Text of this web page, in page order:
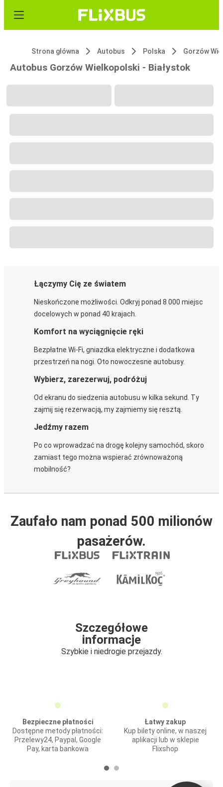
Strona główna Autobus Polska Gorzów
Autobus Gorzów Wielkopolski - Białystok
Łączymy Cię ze światem
Nieskończone możliwości. Odkryj ponad 8 000 miejsc
docelowych w ponad 40 krajach.
Komfort na wyciągnięcie ręki
Bezpłatne Wi-Fi, gniazdka elektryczne i dodatkowa
przestrzeń na nogi. Oto nowoczesne autobusy.
Wybierz, zarezerwuj, podróżuj
Od ekranu do siedzenia autobusu w kilka sekund. Ty
zajmij się rezerwacją, my zajmiemy się resztą.
Jedźmy razem
Po co wprowadzać na drogę kolejny samochód, skoro
zamiast tego można wspierać zrównoważoną
mobilność?
Zaufało nam ponad 500 milionów
pasażerów.
Szczegółowe
informacje
Szybkie i niedrogie przejazdy.
Bezpieczne płatności
Dostępne metody płatności:
Przelewy24, Paypal, Google
Pay, karta bankowa
Łatwy zakup
Kup bilety online, w naszej
aplikacji lub w sklepie
Flixshop